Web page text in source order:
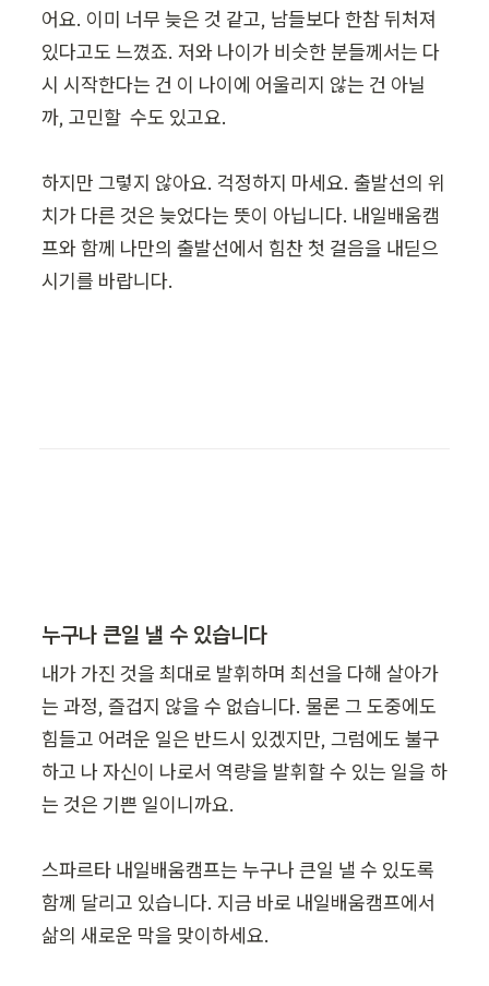
어요. 이미 너무 늦은 것 같고, 남들보다 한참 뒤처져
있다고도 느꼈죠. 저와 나이가 비슷한 분들께서는 다
시 시작한다는 건 이 나이에 어울리지 않는 건 아닐
까, 고민할  수도 있고요.
하지만 그렇지 않아요. 걱정하지 마세요. 출발선의 위
치가 다른 것은 늦었다는 뜻이 아닙니다. 내일배움캠
프와 함께 나만의 출발선에서 힘찬 첫 걸음을 내딛으
시기를 바랍니다.
누구나 큰일 낼 수 있습니다
내가 가진 것을 최대로 발휘하며 최선을 다해 살아가
는 과정, 즐겁지 않을 수 없습니다. 물론 그 도중에도
힘들고 어려운 일은 반드시 있겠지만, 그럼에도 불구
하고 나 자신이 나로서 역량을 발휘할 수 있는 일을 하
는 것은 기쁜 일이니까요.
스파르타 내일배움캠프는 누구나 큰일 낼 수 있도록
함께 달리고 있습니다. 지금 바로 내일배움캠프에서
삶의 새로운 막을 맞이하세요.